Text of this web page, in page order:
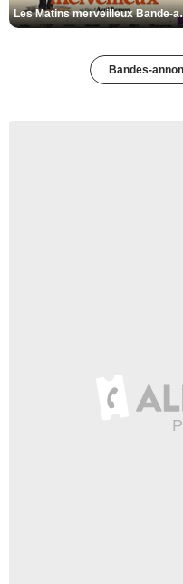
Les
Bandes-